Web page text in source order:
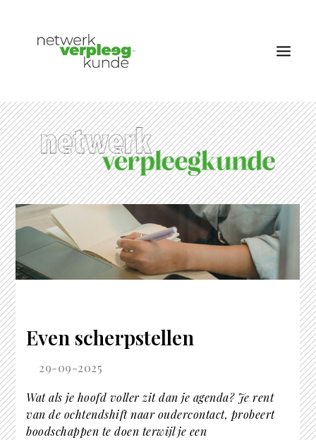
OVER NETWERK VERPLEEGKUNDE
NIEUWS
RUBRIEKEN
EDITIES
VACATURES
LID WORDEN
CONTACT
Even scherpstellen
29-09-2025
Wat als je hoofd voller zit dan je agenda? Je rent
van de ochtendshift naar oudercontact, probeert
boodschappen te doen terwijl je een